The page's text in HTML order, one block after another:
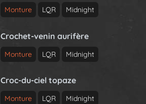
Monture LQR Midnight
Crochet-venin aurifère
Monture LQR Midnight
Croc-du-ciel topaze
Monture LQR Midnight